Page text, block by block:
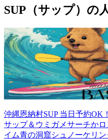
SUP（サップ）の
沖縄恩納村SUP 当日予約OK
サップ＆ウミガメサーチかロ
イム青の洞窟シュノーケリ